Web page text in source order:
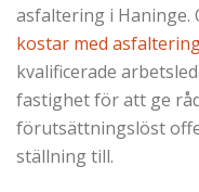
asfaltering i
kostar med
kvalificerade
fastighet för att ge
förutsättningslöst
ställning till.